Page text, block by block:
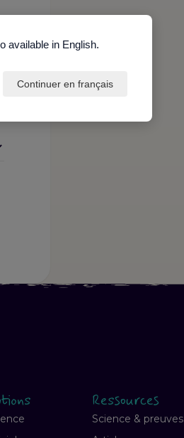
Ressources
Science & preuves
available in English.
Continuer en français